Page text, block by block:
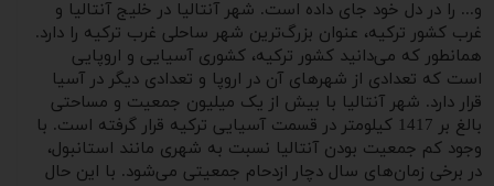
و... را در دل خود جای داده است. شهر آنتالیا در خلیج آنتالیا و
غرب کشور ترکیه، عنوان بزرگ‌ترین شهر ساحلی غرب ترکیه را دارد.
همانطور که می‌دانید کشور ترکیه، کشوری آسیایی و اروپایی
است که تعدادی از شهرهای آن در اروپا و تعدادی دیگر در آسیا
قرار دارد. شهر آنتالیا با بیش از یک میلیون جمعیت و مساحتی
بالغ بر 1417 کیلومتر در قسمت آسیایی ترکیه قرار گرفته است. با
وجود کم جمعیت بودن آنتالیا نسبت به شهری مانند استانبول،
در برخی زمان‌های سال دچار ازدحام جمعیتی می‌شود. با این حال